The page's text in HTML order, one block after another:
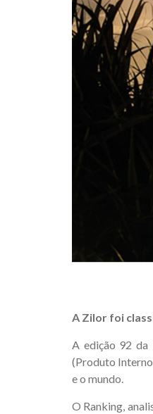
A Zilor foi
A edição 92 da
(Produto
e o mundo.
O Ranking,